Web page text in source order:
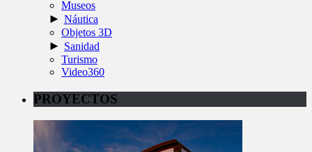
Museos
► Náutica
Objetos 3D
► Sanidad
Turismo
Video360
PROYECTOS